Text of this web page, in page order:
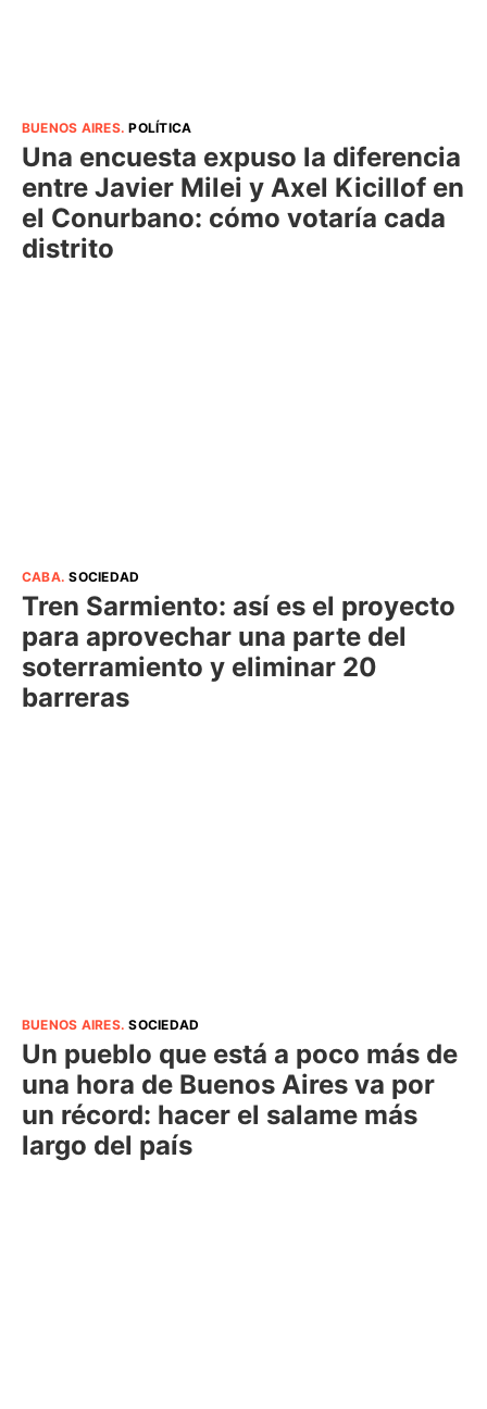
BUENOS AIRES.POLÍTICA
Una encuesta expuso la diferencia
entre Javier Milei y Axel Kicillof en
el Conurbano: cómo votaría cada
distrito
CABA.SOCIEDAD
Tren Sarmiento: así es el proyecto
para aprovechar una parte del
soterramiento y eliminar 20
barreras
BUENOS AIRES.SOCIEDAD
Un pueblo que está a poco más de
una hora de Buenos Aires va por
un récord: hacer el salame más
largo del país